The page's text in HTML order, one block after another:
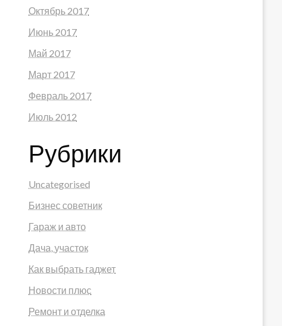
Октябрь 2017
Июнь 2017
Май 2017
Март 2017
Февраль 2017
Июль 2012
Рубрики
Uncategorised
Бизнес советник
Гараж и авто
Дача, участок
Как выбрать гаджет
Новости плюс
Ремонт и отделка